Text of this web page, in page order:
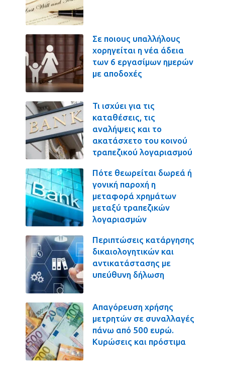
Σε ποιους υπαλλήλους
χορηγείται η νέα άδεια
των 6 εργασίμων ημερών
με αποδοχές
Τι ισχύει για τις
καταθέσεις, τις
αναλήψεις και το
ακατάσχετο του κοινού
τραπεζικού λογαριασμού
Πότε θεωρείται δωρεά ή
γονική παροχή η
μεταφορά χρημάτων
μεταξύ τραπεζικών
λογαριασμών
Περιπτώσεις κατάργησης
δικαιολογητικών και
αντικατάστασης με
υπεύθυνη δήλωση
Απαγόρευση χρήσης
μετρητών σε συναλλαγές
πάνω από 500 ευρώ.
Κυρώσεις και πρόστιμα